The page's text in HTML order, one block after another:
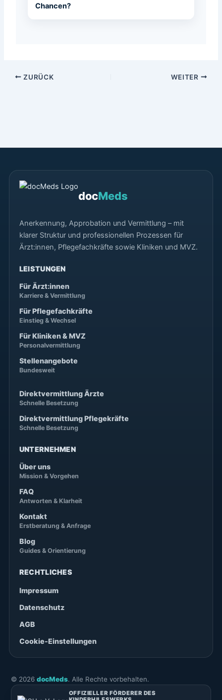
Chancen?
ZURÜCK WEITER
docMeds
Anerkennung, Approbation und Vermittlung – mit
klarer Struktur und professionellen Prozessen für
Ärzt:innen, Pflegefachkräfte sowie Kliniken und MVZ.
LEISTUNGEN
Für Ärzt:innen
Karriere & Vermittlung
Für Pflegefachkräfte
Einstieg & Wechsel
Für Kliniken & MVZ
Personalvermittlung
Stellenangebote
Bundesweit
Direktvermittlung Ärzte
Schnelle Besetzung
Direktvermittlung Pflegekräfte
Schnelle Besetzung
UNTERNEHMEN
Über uns
Mission & Vorgehen
FAQ
Antworten & Klarheit
Kontakt
Erstberatung & Anfrage
Blog
Guides & Orientierung
RECHTLICHES
Impressum
Datenschutz
AGB
Cookie-Einstellungen
© 2026 docMeds. Alle Rechte vorbehalten.
OFFIZIELLER FÖRDERER DES